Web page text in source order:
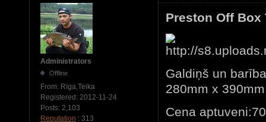
Administrators
Offline
From: Rīga,Teika
Registered: 2012-11-24
Posts: 2,103
Reputation : 313
Preston Off Box
Galdiņš un
280mm x
Cena